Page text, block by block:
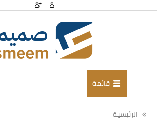
قائمة
الرئيسية